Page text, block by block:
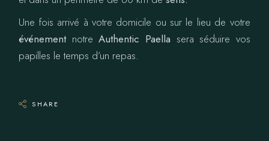
Une fois arrivé à votre domicile ou sur le lieu de votre
événementnotreAuthentic Paella sera séduire vos
papilles le temps d’un repas.
SHARE